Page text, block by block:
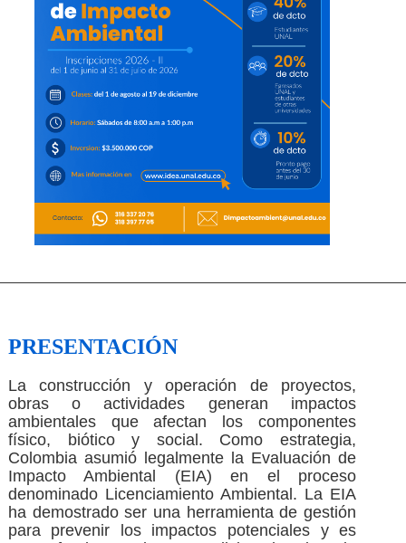
PRESENTACIÓN
La construcción y operación de proyectos,
obras o actividades generan impactos
ambientales que afectan los componentes
físico, biótico y social. Como estrategia,
Colombia asumió legalmente la Evaluación de
Impacto Ambiental (EIA) en el proceso
denominado Licenciamiento Ambiental. La EIA
ha demostrado ser una herramienta de gestión
para prevenir los impactos potenciales y es